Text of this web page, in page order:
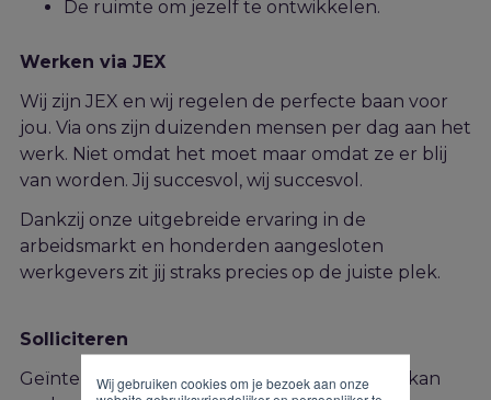
Wij gebruiken cookies om je bezoek aan onze
De ruimte om jezelf te ontwikkelen.
Werken via JEX
Wij zijn JEX en wij regelen de perfecte baan voor
jou. Via ons zijn duizenden mensen per dag aan het
werk. Niet omdat het moet maar omdat ze er blij
van worden. Jij succesvol, wij succesvol.
Dankzij onze uitgebreide ervaring in de
arbeidsmarkt en honderden aangesloten
werkgevers zit jij straks precies op de juiste plek.
Solliciteren
Geïnteresseerd in deze functie? Solliciteren kan